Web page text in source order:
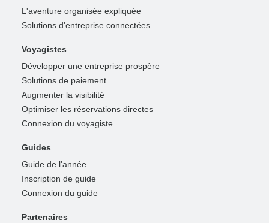
L'aventure organisée expliquée
Solutions d'entreprise connectées
Voyagistes
Développer une entreprise prospère
Solutions de paiement
Augmenter la visibilité
Optimiser les réservations directes
Connexion du voyagiste
Guides
Guide de l'année
Inscription de guide
Connexion du guide
Partenaires